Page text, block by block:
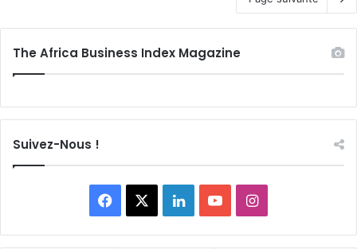
The Africa Business Index Magazine
Suivez-Nous !
a
L
i
o
I
n